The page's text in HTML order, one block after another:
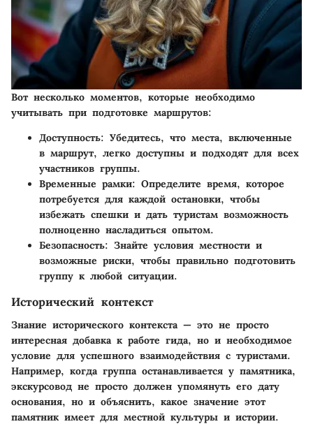
Вот несколько моментов, которые необходимо
учитывать при подготовке маршрутов:
Доступность: Убедитесь, что места, включенные
в маршрут, легко доступны и подходят для всех
участников группы.
Временные рамки: Определите время, которое
потребуется для каждой остановки, чтобы
избежать спешки и дать туристам возможность
полноценно насладиться опытом.
Безопасность: Знайте условия местности и
возможные риски, чтобы правильно подготовить
группу к любой ситуации.
Исторический контекст
Знание исторического контекста — это не просто
интересная добавка к работе гида, но и необходимое
условие для успешного взаимодействия с туристами.
Например, когда группа останавливается у памятника,
экскурсовод не просто должен упомянуть его дату
основания, но и объяснить, какое значение этот
памятник имеет для местной культуры и истории.